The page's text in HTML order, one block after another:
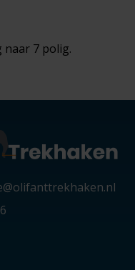
naar 7 polig.